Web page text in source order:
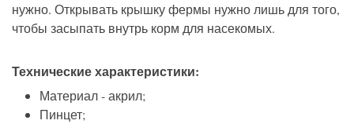
нужно. Открывать крышку фермы нужно лишь для того,
чтобы засыпать внутрь корм для насекомых.
Технические характеристики:
Материал - акрил;
Пинцет;